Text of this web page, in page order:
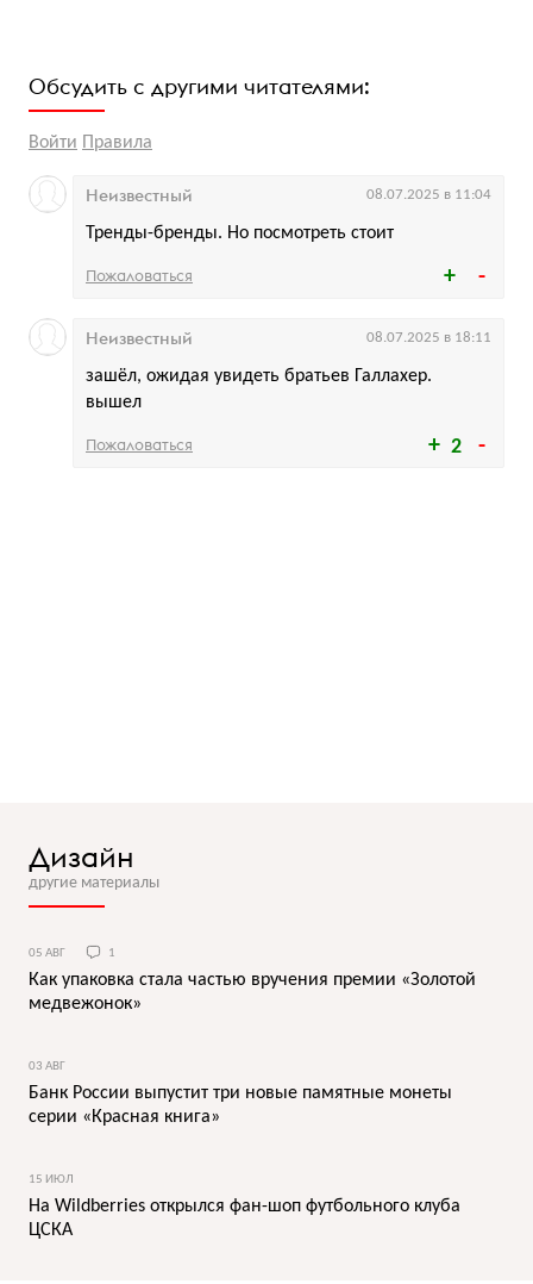
Обсудить с другими читателями:
Войти Правила
Тренды-бренды. Но посмотреть стоит
Неизвестный 08.07.2025 в 11:04
Пожаловаться
2
зашёл, ожидая увидеть братьев Галлахер.
вышел
Неизвестный 08.07.2025 в 18:11
Пожаловаться
Дизайн
другие материалы
05 АВГ 1
Как упаковка стала частью вручения премии «Золотой
медвежонок»
03 АВГ
Банк России выпустит три новые памятные монеты
серии «Красная книга»
15 ИЮЛ
На Wildberries открылся фан-шоп футбольного клуба
ЦСКА